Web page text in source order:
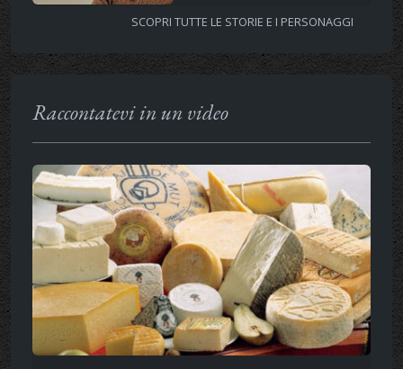
SCOPRI TUTTE LE STORIE E I PERSONAGGI
Raccontatevi in un video